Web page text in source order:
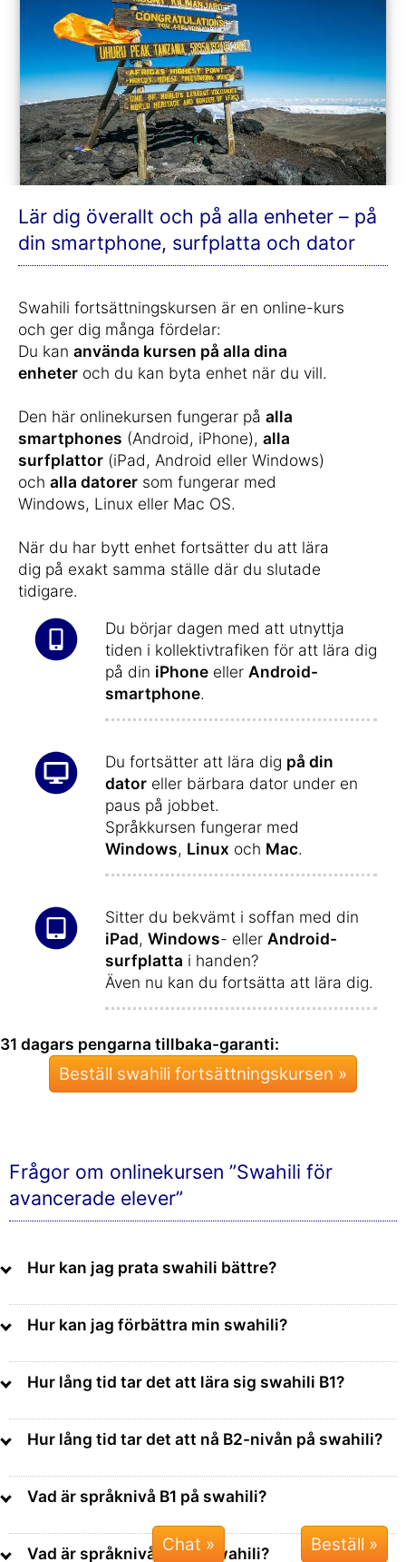
Lär dig överallt och på alla enheter – på
din smartphone, surfplatta och dator
Swahili fortsättningskursen är en online-kurs
och ger dig många fördelar:
Du kan använda kursen på alla dina
enheter och du kan byta enhet när du vill.
Den här onlinekursen fungerar på alla
smartphones (Android, iPhone), alla
surfplattor (iPad, Android eller Windows)
och alla datorer som fungerar med
Windows, Linux eller Mac OS.
När du har bytt enhet fortsätter du att lära
dig på exakt samma ställe där du slutade
tidigare.
Du börjar dagen med att utnyttja
tiden i kollektivtrafiken för att lära dig
på din iPhone eller Android-
smartphone.
Du fortsätter att lära dig på din
dator eller bärbara dator under en
paus på jobbet.
Språkkursen fungerar med
Windows, Linux och Mac.
Sitter du bekvämt i soffan med din
iPad, Windows- eller Android-
surfplatta i handen?
Även nu kan du fortsätta att lära dig.
31 dagars pengarna tillbaka-garanti:
Beställ swahili fortsättningskursen »
Frågor om onlinekursen ”Swahili för
avancerade elever”
Hur kan jag prata swahili bättre?
Hur kan jag förbättra min swahili?
Hur lång tid tar det att lära sig swahili B1?
Hur lång tid tar det att nå B2-nivån på swahili?
Vad är språknivå B1 på swahili?
Vad är språknivå B2 på swahili?
Chat »